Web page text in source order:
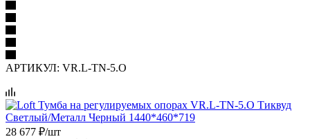
АРТИКУЛ: VR.L-TN-5.O
28 677 ₽/шт